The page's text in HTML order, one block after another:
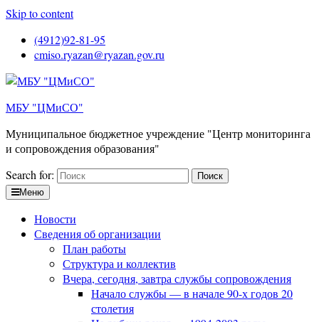
Skip to content
(4912)92-81-95
cmiso.ryazan@ryazan.gov.ru
МБУ "ЦМиСО"
Муниципальное бюджетное учреждение "Центр мониторинга
и сопровождения образования"
Search for:
Меню
Новости
Сведения об организации
План работы
Структура и коллектив
Вчера, сегодня, завтра службы сопровождения
Начало службы — в начале 90-х годов 20
столетия